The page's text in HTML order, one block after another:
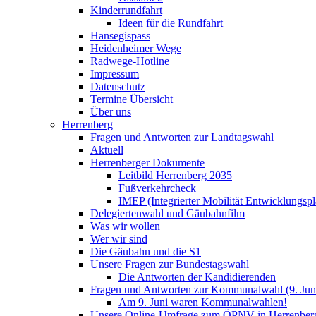
Kinderrundfahrt
Ideen für die Rundfahrt
Hansegispass
Heidenheimer Wege
Radwege-Hotline
Impressum
Datenschutz
Termine Übersicht
Über uns
Herrenberg
Fragen und Antworten zur Landtagswahl
Aktuell
Herrenberger Dokumente
Leitbild Herrenberg 2035
Fußverkehrcheck
IMEP (Integrierter Mobilität
Delegiertenwahl und Gäubahnfilm
Was wir wollen
Wer wir sind
Die Gäubahn und die S1
Unsere Fragen zur Bundestagswahl
Die Antworten der Kandidierenden
Fragen und Antworten zur Kommunalwahl (9.
Am 9. Juni waren Kommunalwahlen!